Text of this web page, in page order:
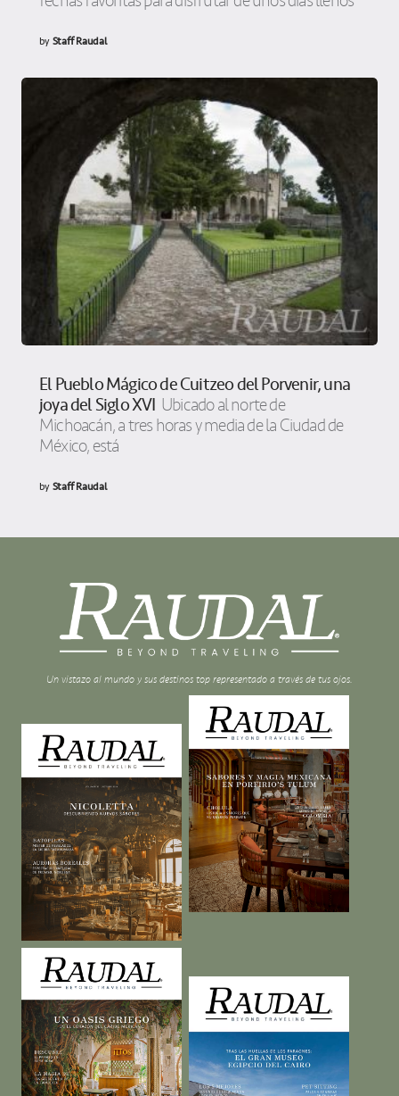
byStaff Raudal
El Pueblo Mágico de Cuitzeo del Porvenir, una
joya del Siglo XVI Ubicado al norte de
Michoacán, a tres horas y media de la Ciudad de
México, está
byStaff Raudal
Un vistazo al mundo y sus destinos top representado a través de tus ojos.